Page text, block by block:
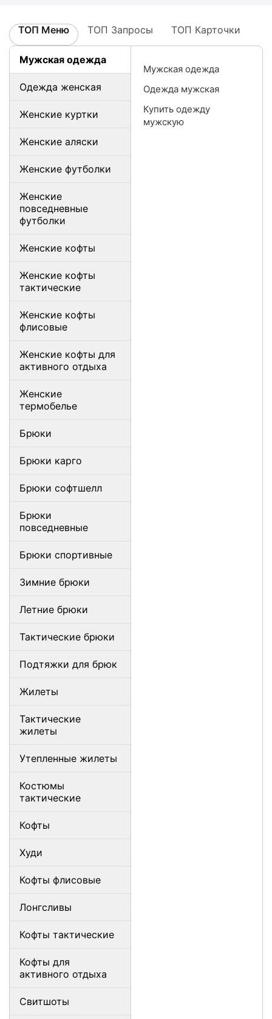
ТОП Меню ТОП Запросы ТОП Карточки
Мужская одежда
Одежда женская
Женские куртки
Женские аляски
Женские футболки
Женские
повседневные
футболки
Женские кофты
Женские кофты
тактические
Женские кофты
флисовые
Женские кофты для
активного отдыха
Женские
термобелье
Брюки
Брюки карго
Брюки софтшелл
Брюки
повседневные
Брюки спортивные
Зимние брюки
Летние брюки
Тактические брюки
Подтяжки для брюк
Жилеты
Тактические
жилеты
Утепленные жилеты
Костюмы
тактические
Кофты
Худи
Кофты флисовые
Лонгсливы
Кофты тактические
Кофты для
активного отдыха
Свитшоты
Мужская одежда
Одежда мужская
Купить одежду
мужскую